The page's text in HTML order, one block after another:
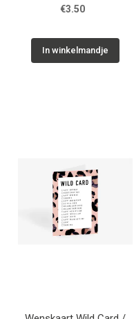
€3.50
In winkelmandje